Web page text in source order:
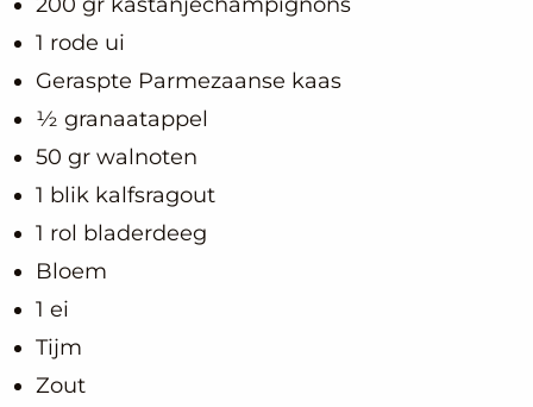
1 rode ui
Geraspte Parmezaanse kaas
½ granaatappel
50 gr walnoten
1 blik kalfsragout
1 rol bladerdeeg
Bloem
1 ei
Tijm
Zout